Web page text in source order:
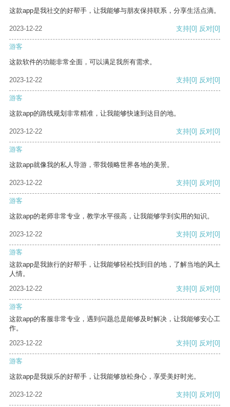
这款app是我社交的好帮手，让我能够与朋友保持联系，分享生活点滴。
2023-12-22 支持[0] 反对[0]
游客
这款软件的功能非常全面，可以满足我所有需求。
2023-12-22 支持[0] 反对[0]
游客
这款app的路线规划非常精准，让我能够快速到达目的地。
2023-12-22 支持[0] 反对[0]
游客
这款app就像我的私人导游，带我领略世界各地的美景。
2023-12-22 支持[0] 反对[0]
游客
这款app的老师非常专业，教学水平很高，让我能够学到实用的知识。
2023-12-22 支持[0] 反对[0]
游客
这款app是我旅行的好帮手，让我能够轻松找到目的地，了解当地的风土
人情。
2023-12-22
支持[0] 反对[0]
游客
这款app的客服非常专业，遇到问题总是能够及时解决，让我能够安心工
作。
2023-12-22
支持[0] 反对[0]
游客
这款app是我娱乐的好帮手，让我能够放松身心，享受美好时光。
2023-12-22 支持[0] 反对[0]